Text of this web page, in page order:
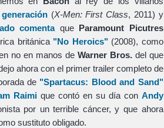
(X-Men: First Class, 2011) y
comentaque Paramount Picutres
británica "No Heroics" (2008), como
no en manos de Warner Bros.del que
ahora con el primer trailer completo de
de "Spartacus: Blood and Sand"
Raimique contó en su día con Andy
por un terrible cáncer, y que ahora
sustituto obligado.